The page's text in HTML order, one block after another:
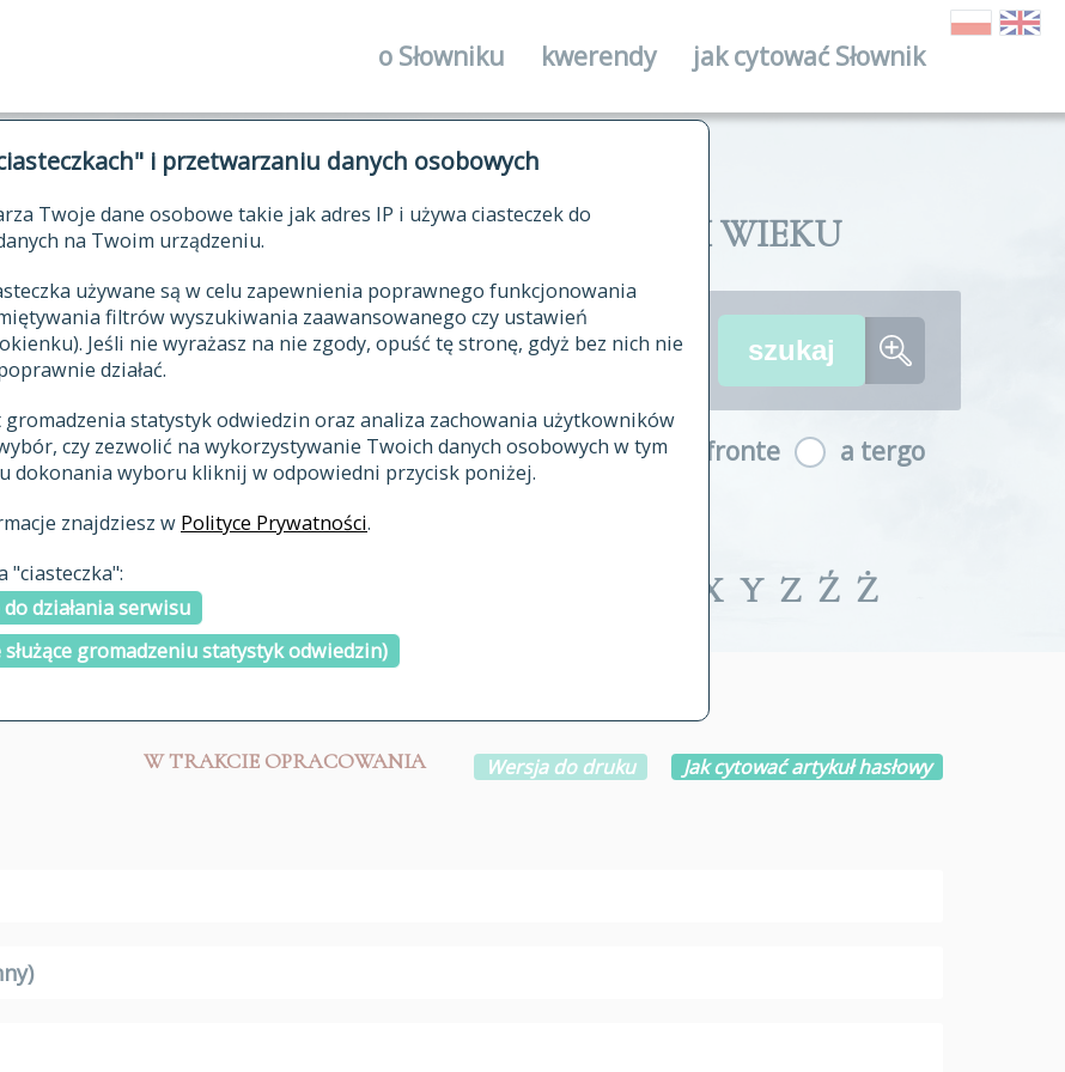
i przetwarzaniu danych osobowych
Twoje dane osobowe takie jak adres IP i używa ciasteczek do
na Twoim urządzeniu.
używane są w celu zapewnienia poprawnego funkcjonowania
filtrów wyszukiwania zaawansowanego czy ustawień
Jeśli nie wyrażasz na nie zgody, opuść tę stronę, gdyż bez nich nie
działać.
gromadzenia statystyk odwiedzin oraz analiza zachowania użytkowników
czy zezwolić na wykorzystywanie Twoich danych osobowych w tym
dokonania wyboru kliknij w odpowiedni przycisk poniżej.
znajdziesz w Polityce Prywatności.
"ciasteczka":
działania serwisu
gromadzeniu statystyk odwiedzin)
o Słowniku
historia
publikacje
autorzy tekstów źródłowych
zasady opracowania
najnowsze hasła
ostatnio zmodyfikowane
kwerendy jak cytować Słownik
JĘZYKA POLSKIEGO XVII I XVIII WIEKU
a fronte a tergo
I J K L Ł M X Y Z Ź Ż
W TRAKCIE OPRACOWANIA Wersja do druku Jak cytować artykuł hasłowy